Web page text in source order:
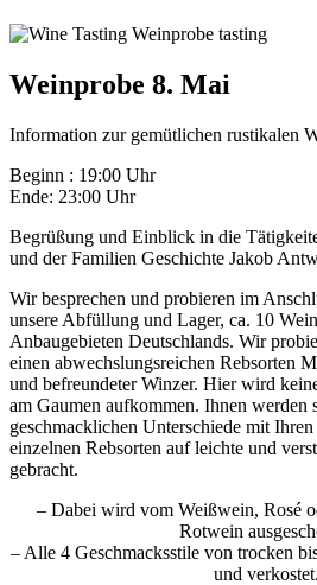
Weinprobe 8. Mai
Information zur gemütlichen rustikalen
Beginn : 19:00 Uhr
Ende: 23:00 Uhr
Begrüßung und Einblick in die
und der Familien Geschichte Jakob
Wir besprechen und probieren im
unsere Abfüllung und Lager, ca. 10
Anbaugebieten Deutschlands. Wir
einen abwechslungsreichen Rebsorten
und befreundeter Winzer. Hier wird
am Gaumen aufkommen. Ihnen werden
geschmacklichen Unterschiede mit
einzelnen Rebsorten auf leichte und
gebracht.
– Dabei wird vom Weißwein, Rosé
Rotwein
– Alle 4 Geschmacksstile von trocken
und verkostet.